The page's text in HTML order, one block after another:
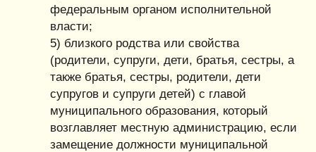
федеральным органом исполнительной
власти;
5) близкого родства или свойства
(родители, супруги, дети, братья, сестры, а
также братья, сестры, родители, дети
супругов и супруги детей) с главой
муниципального образования, который
возглавляет местную администрацию, если
замещение должности муниципальной